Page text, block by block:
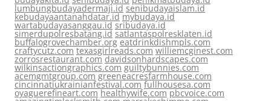
lumbungbudayadermaji.id senibudayaislam.id
kebudayaantanahdatar.id mybudaya.id
wartabudayasanggau.id sribudaya.id
simerdupolresbatang.id satlantaspolresklaten.id
buffalogrovechamber.org eatdrinkdishmpls.com
craftycutz.com texasgirlreads.com williemcginest.com
zorrosrestaurant.com davidsonhardscapes.com
wilkinsactiongraphics.com guiltybunnies.com
acemgmtgroup.com greeneacresfarmhouse.com
cincinnatiukrainianfestival.com fullhousesa.com
oyaguerefineart.com healthywife.com pbcvoice.com